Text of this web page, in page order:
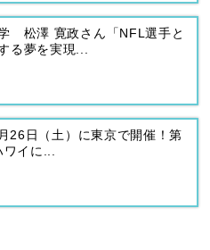
松澤 寛政さん「NFL選手と
る夢を実現...
26日（土）に東京で開催！第
イに...